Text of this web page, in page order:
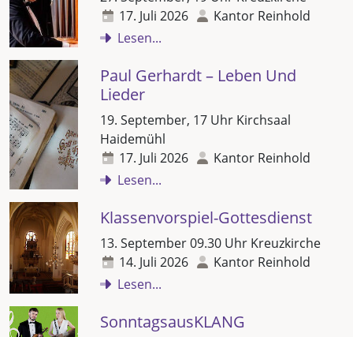
17. Juli 2026
Kantor Reinhold
Lesen...
Paul Gerhardt – Leben Und
Lieder
19. September, 17 Uhr Kirchsaal
Haidemühl
17. Juli 2026
Kantor Reinhold
Lesen...
Klassenvorspiel-Gottesdienst
13. September 09.30 Uhr Kreuzkirche
14. Juli 2026
Kantor Reinhold
Lesen...
SonntagsausKLANG